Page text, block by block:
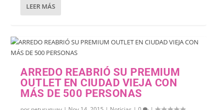
LEER MÁS
ARREDO REABRIÓ SU PREMIUM
OUTLET EN CIUDAD VIEJA CON
MÁS DE 500 PERSONAS